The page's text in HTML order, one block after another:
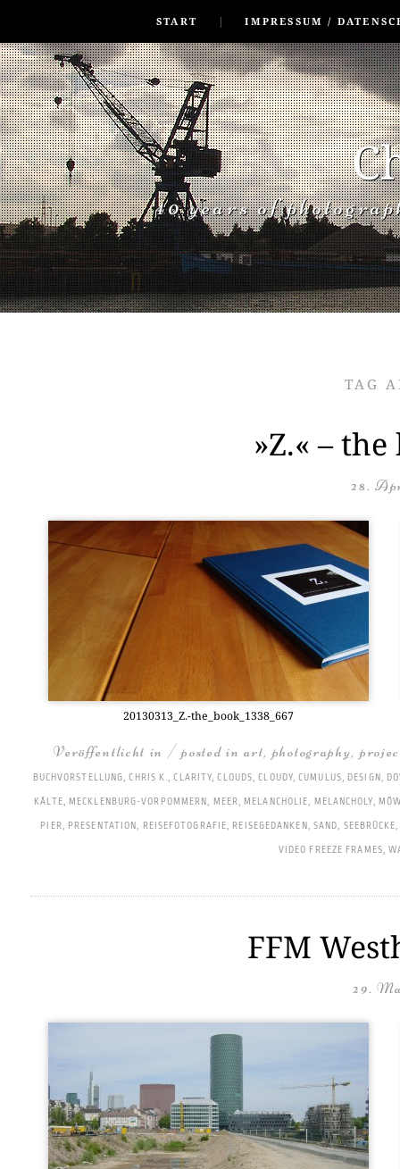
START
IMPRESSUM /
40 years of
TAG
»Z.« –
28.
20130313_Z.-the_book_1338_667
Veröffentlicht in / posted inart, photography,
BUCHVORSTELLUNG,CHRIS K.,CLARITY,CLOUDS,CLOUDY,CUMULUS, DESIGN,
KÄLTE, MECKLENBURG-VORPOMMERN, MEER,MELANCHOLIE, MELANCHOLY,
PIER, PRESENTATION, REISEFOTOGRAFIE, REISEGEDANKEN, SAND, SEEBRÜCKE
VIDEO FREEZE FRAMES,
FFM
29.